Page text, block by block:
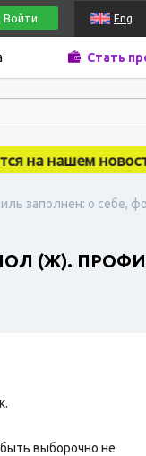
Войти Eng
Стать
нашем
заполнен: о себе,
(Ж).
выборочно не